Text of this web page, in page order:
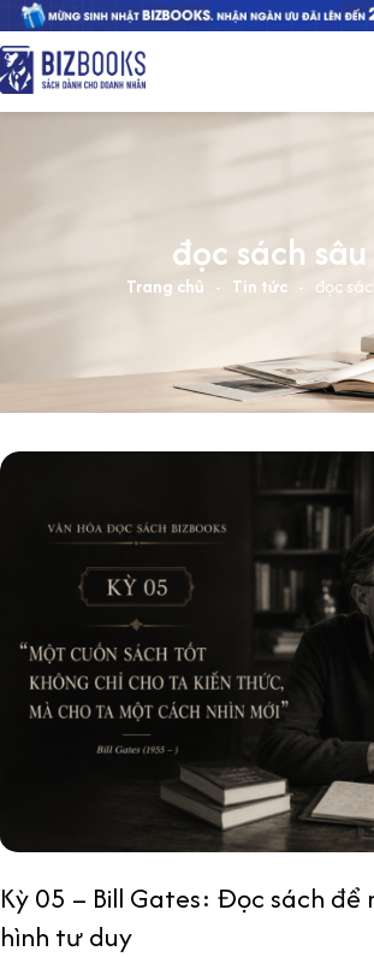
đọc sách sâu
Trang chủ - Tin tức - đọc
Kỳ 05 – Bill Gates: Đọc sách để
hình tư duy